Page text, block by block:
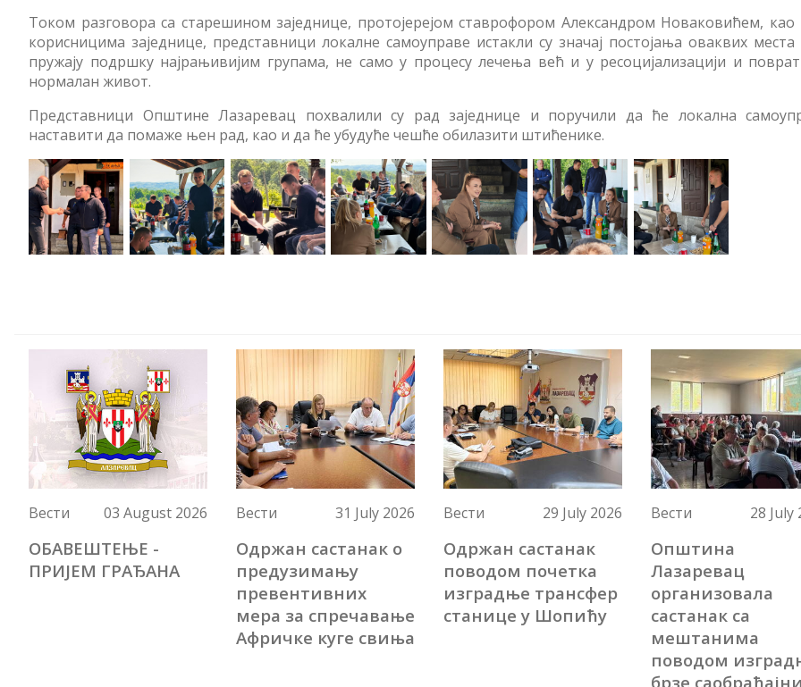
Током разговора са старешином заједнице, протојерејом ставрофором Александром Новаковићем, као
корисницима заједнице, представници локалне самоуправе истакли су значај постојања оваквих места
пружају подршку најрањивијим групама, не само у процесу лечења већ и у ресоцијализацији и
нормалан живот.
Представници Општине Лазаревац похвалили су рад заједнице и поручили да ће локална
наставити да помаже њен рад, као и да ће убудуће чешће обилазити штићенике.
Вести 03 August 2026
ОБАВЕШТЕЊЕ -
ПРИЈЕМ ГРАЂАНА
Вести 31 July 2026
Одржан састанак о
предузимању
превентивних
мера за спречавање
Афричке куге свиња
Вести 29 July 2026
Одржан састанак
поводом почетка
изградње трансфер
станице у Шопићу
Вести 28 July
Општина
Лазаревац
организовала
састанак са
мештанима
поводом
брзе